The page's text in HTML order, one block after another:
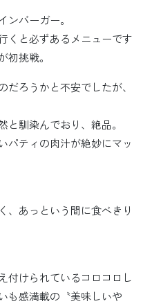
バーガー。
くと必ずあるメニューです
挑戦。
ろうかと不安でしたが、
馴染んでおり、絶品。
パティの肉汁が絶妙にマッ
、あっという間に食べきり
付けられているコロコロし
も感満載の〝美味しいや